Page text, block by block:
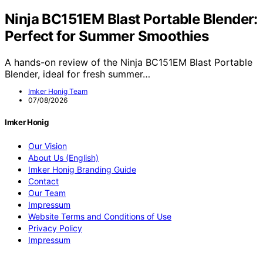
Ninja BC151EM Blast Portable Blender:
Perfect for Summer Smoothies
A hands-on review of the Ninja BC151EM Blast Portable
Blender, ideal for fresh summer…
Imker Honig Team
07/08/2026
Imker Honig
Our Vision
About Us (English)
Imker Honig Branding Guide
Contact
Our Team
Impressum
Website Terms and Conditions of Use
Privacy Policy
Impressum